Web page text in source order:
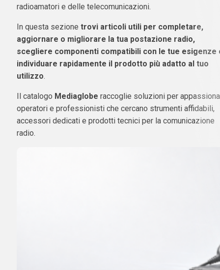
radioamatori e delle telecomunicazioni.
In questa sezione trovi articoli utili per completare,
aggiornare o migliorare la tua postazione radio,
scegliere componenti compatibili con le tue esigenze
individuare rapidamente il prodotto più adatto al tuo
utilizzo.
Il catalogo Mediaglobe raccoglie soluzioni per
operatori e professionisti che cercano strumenti affidabili,
accessori dedicati e prodotti tecnici per la comunicazione
radio.